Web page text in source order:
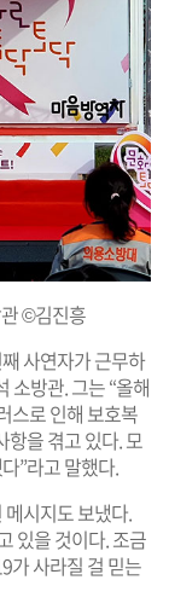
©김진흥
사연자가 근무하
소방관. 그는 “올해
스로 인해 보호복
항을 겪고 있다. 모
”라고 말했다.
시지도 보냈다.
있을 것이다. 조금
가 사라질 걸 믿는